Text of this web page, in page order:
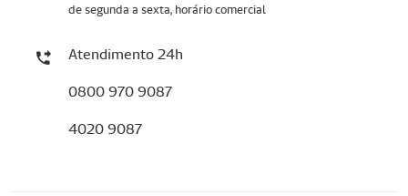
de segunda a sexta, horário comercial
Atendimento 24h
0800 970 9087
4020 9087